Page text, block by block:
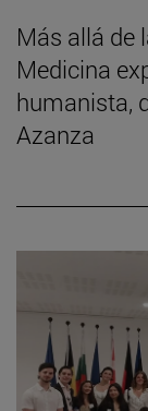
Más allá de
Medicina
humanista,
Azanza